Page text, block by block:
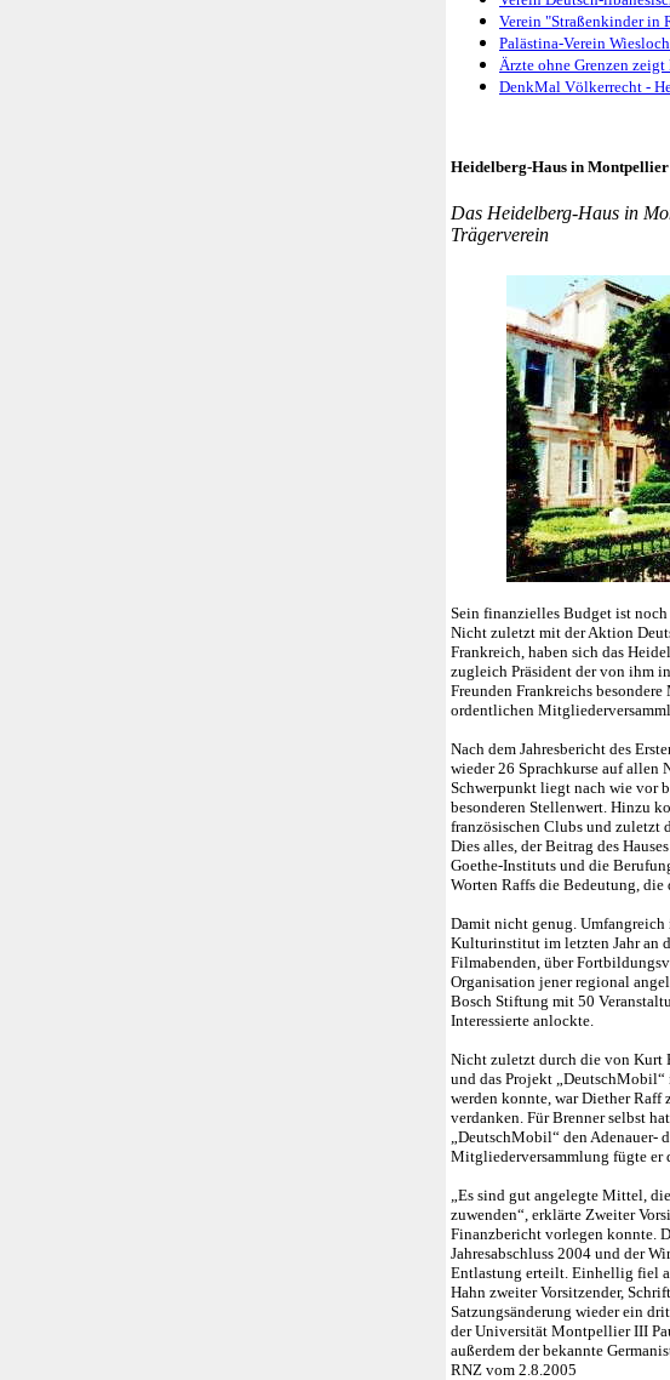
Verein "Straßenkinder in
Palästina-Verein
Ärzte ohne Grenzen
DenkMal Völkerrecht -
Heidelberg-Haus in
Das Heidelberg-Haus in
Trägerverein
Sein finanzielles Budget ist
Nicht zuletzt mit der Aktion
Frankreich, haben sich das
zugleich Präsident der von ihm
Freunden Frankreichs
ordentlichen
Nach dem Jahresbericht des
wieder 26 Sprachkurse auf allen
Schwerpunkt liegt nach wie vor
besonderen Stellenwert. Hinzu
französischen Clubs und zuletzt
Dies alles, der Beitrag des
Goethe-Instituts und die
Worten Raffs die Bedeutung, die
Damit nicht genug. Umfangreich
Kulturinstitut im letzten Jahr an
Filmabenden, über
Organisation jener regional
Bosch Stiftung mit 50
Interessierte anlockte.
Nicht zuletzt durch die von Kurt
und das Projekt „DeutschMobil“
werden konnte, war Diether Raff
verdanken. Für Brenner selbst
„DeutschMobil“ den Adenauer-
Mitgliederversammlung fügte er
„Es sind gut angelegte Mittel,
zuwenden“, erklärte Zweiter
Finanzbericht vorlegen konnte.
Jahresabschluss 2004 und der
Entlastung erteilt. Einhellig fiel
Hahn zweiter Vorsitzender,
Satzungsänderung wieder ein
der Universität Montpellier III
außerdem der bekannte
RNZ vom 2.8.2005